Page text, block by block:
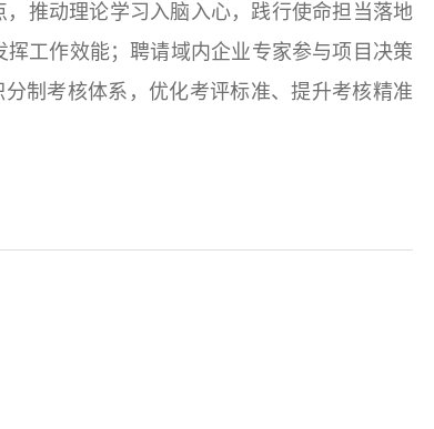
推动理论学习入脑入心，践行使命担当落地
工作效能；聘请域内企业专家参与项目决策
制考核体系，优化考评标准、提升考核精准